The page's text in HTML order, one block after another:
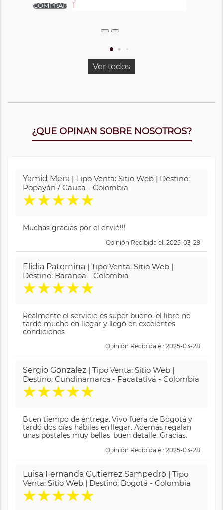
Ver todos
¿QUE OPINAN SOBRE NOSOTROS?
Yamid Mera | Tipo Venta: Sitio Web | Destino:
Popayán / Cauca - Colombia
★★★★★
Muchas gracias por el envió!!!
Opinión Recibida el: 2025-03-29
Elidia Paternina | Tipo Venta: Sitio Web |
Destino: Baranoa - Colombia
★★★★★
Realmente el servicio es super bueno, el libro no
tardó mucho en llegar y llegó en excelentes
condiciones
Opinión Recibida el: 2025-03-28
Sergio Gonzalez | Tipo Venta: Sitio Web |
Destino: Cundinamarca - Facatativá - Colombia
★★★★★
Buen tiempo de entrega. Vivo fuera de Bogotá y
tardó dos días hábiles en llegar. Además regalan
unas postales muy bellas, buen detalle. Gracias.
Opinión Recibida el: 2025-03-28
Luisa Fernanda Gutierrez Sampedro | Tipo
Venta: Sitio Web | Destino: Bogotá - Colombia
★★★★★